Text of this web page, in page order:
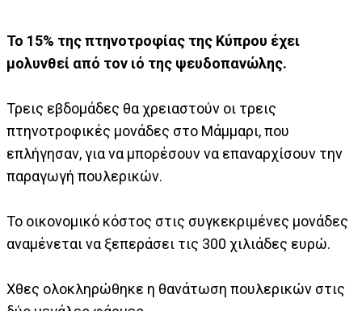
Το 15% της πτηνοτροφίας της Κύπρου έχει
μολυνθεί από τον ιό της ψευδοπανώλης.
Τρεις εβδομάδες θα χρειαστούν οι τρεις
πτηνοτροφικές μονάδες στο Μάμμαρι, που
επλήγησαν, για να μπορέσουν να επαναρχίσουν την
παραγωγή πουλερικών.
Το οικονομικό κόστος στις συγκεκριμένες μονάδες
αναμένεται να ξεπεράσει τις 300 χιλιάδες ευρώ.
Χθες ολοκληρώθηκε η θανάτωση πουλερικών στις